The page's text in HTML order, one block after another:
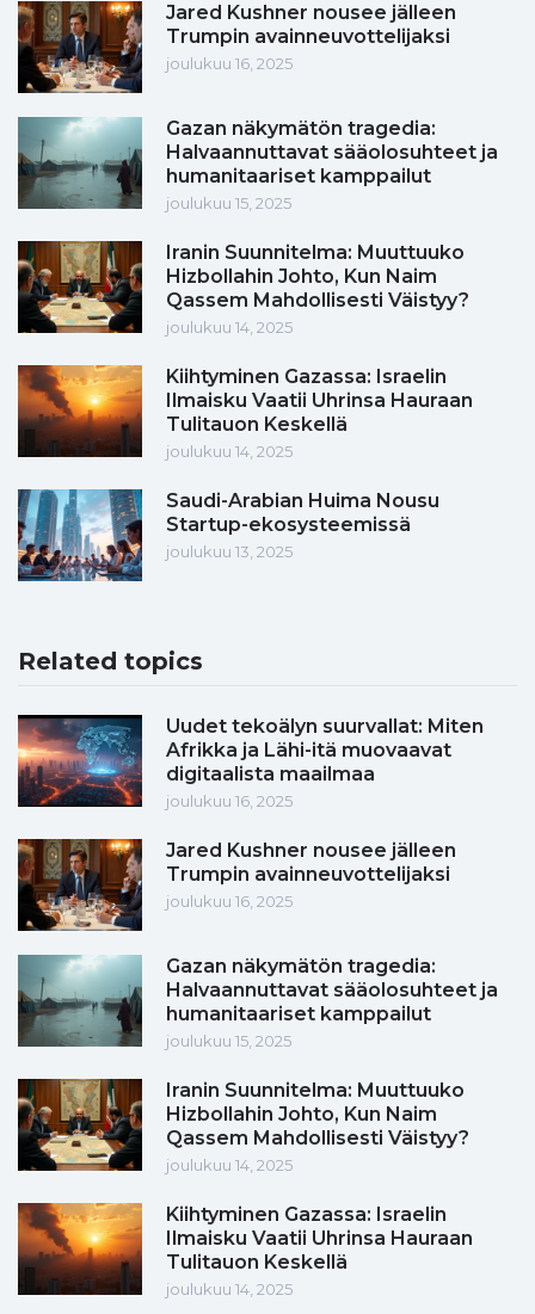
Jared Kushner nousee jälleen
Trumpin avainneuvottelijaksi
joulukuu 16, 2025
Gazan näkymätön tragedia:
Halvaannuttavat sääolosuhteet ja
humanitaariset kamppailut
joulukuu 15, 2025
Iranin Suunnitelma: Muuttuuko
Hizbollahin Johto, Kun Naim
Qassem Mahdollisesti Väistyy?
joulukuu 14, 2025
Kiihtyminen Gazassa: Israelin
Ilmaisku Vaatii Uhrinsa Hauraan
Tulitauon Keskellä
joulukuu 14, 2025
Saudi-Arabian Huima Nousu
Startup-ekosysteemissä
joulukuu 13, 2025
Related topics
Uudet tekoälyn suurvallat: Miten
Afrikka ja Lähi-itä muovaavat
digitaalista maailmaa
joulukuu 16, 2025
Jared Kushner nousee jälleen
Trumpin avainneuvottelijaksi
joulukuu 16, 2025
Gazan näkymätön tragedia:
Halvaannuttavat sääolosuhteet ja
humanitaariset kamppailut
joulukuu 15, 2025
Iranin Suunnitelma: Muuttuuko
Hizbollahin Johto, Kun Naim
Qassem Mahdollisesti Väistyy?
joulukuu 14, 2025
Kiihtyminen Gazassa: Israelin
Ilmaisku Vaatii Uhrinsa Hauraan
Tulitauon Keskellä
joulukuu 14, 2025